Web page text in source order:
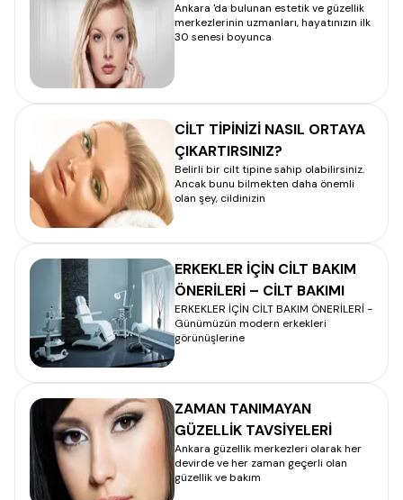
Ankara 'da bulunan estetik ve güzellik
merkezlerinin uzmanları, hayatınızın ilk
30 senesi boyunca
CİLT TİPİNİZİ NASIL ORTAYA
ÇIKARTIRSINIZ?
Belirli bir cilt tipine sahip olabilirsiniz.
Ancak bunu bilmekten daha önemli
olan şey, cildinizin
ERKEKLER İÇİN CİLT BAKIM
ÖNERİLERİ – CİLT BAKIMI
ERKEKLER İÇİN CİLT BAKIM ÖNERİLERİ -
Günümüzün modern erkekleri
görünüşlerine
ZAMAN TANIMAYAN
GÜZELLİK TAVSİYELERİ
Ankara güzellik merkezleri olarak her
devirde ve her zaman geçerli olan
güzellik ve bakım